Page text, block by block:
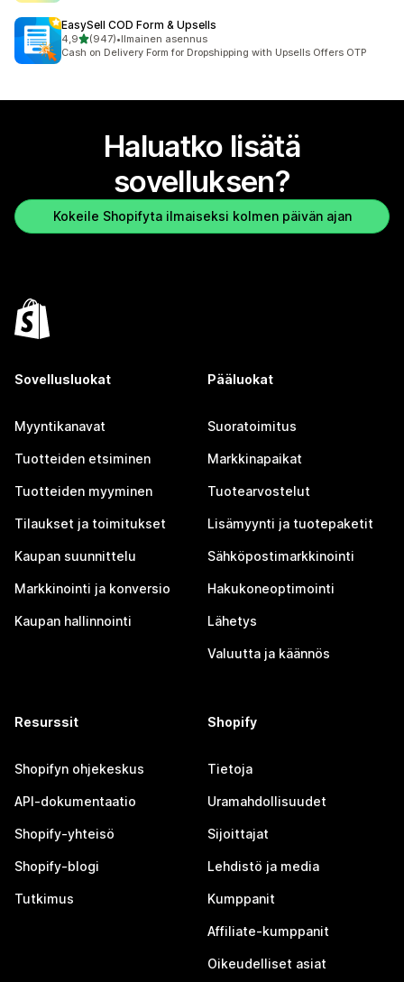
EasySell COD Form & Upsells
4,9/ 5 tähteä
(947)
947 arvostelua yhteensä
•Ilmainen asennus
Cash on Delivery Form for Dropshipping with Upsells Offers OTP
Haluatko lisätä
sovelluksen?
Kokeile Shopifyta ilmaiseksi kolmen päivän ajan
Sovellusluokat
Myyntikanavat
Tuotteiden etsiminen
Tuotteiden myyminen
Tilaukset ja toimitukset
Kaupan suunnittelu
Markkinointi ja konversio
Kaupan hallinnointi
Pääluokat
Suoratoimitus
Markkinapaikat
Tuotearvostelut
Lisämyynti ja tuotepaketit
Sähköpostimarkkinointi
Hakukoneoptimointi
Lähetys
Valuutta ja käännös
Resurssit
Shopifyn ohjekeskus
API-dokumentaatio
Shopify-yhteisö
Shopify-blogi
Tutkimus
Shopify
Tietoja
Uramahdollisuudet
Sijoittajat
Lehdistö ja media
Kumppanit
Affiliate-kumppanit
Oikeudelliset asiat